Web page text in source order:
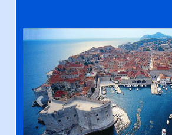
Previous